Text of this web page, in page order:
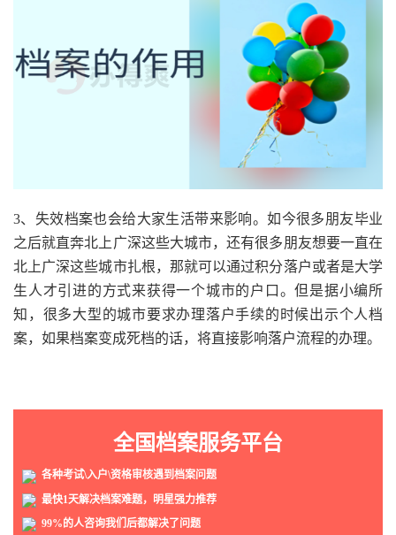
3、失效档案也会给大家生活带来影响。如今很多朋友毕业
之后就直奔北上广深这些大城市，还有很多朋友想要一直在
北上广深这些城市扎根，那就可以通过积分落户或者是大学
生人才引进的方式来获得一个城市的户口。但是据小编所
知，很多大型的城市要求办理落户手续的时候出示个人档
案，如果档案变成死档的话，将直接影响落户流程的办理。
全国档案服务平台
各种考试\入户\资格审核遇到档案问题
最快1天解决档案难题，明星强力推荐
99%的人咨询我们后都解决了问题